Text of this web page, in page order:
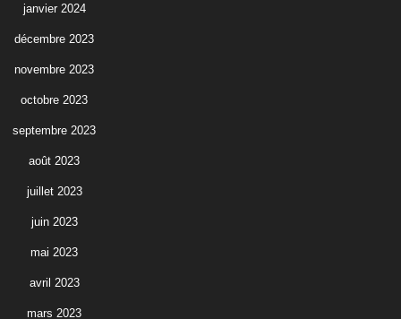
janvier 2024
décembre 2023
novembre 2023
octobre 2023
septembre 2023
août 2023
juillet 2023
juin 2023
mai 2023
avril 2023
mars 2023